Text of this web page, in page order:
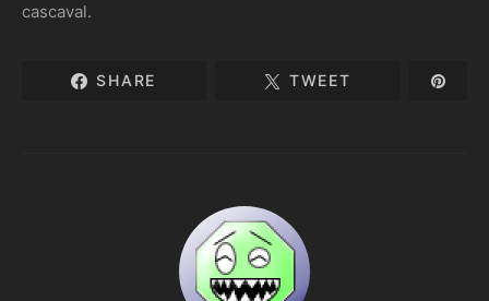
cascaval.
SHARE TWEET